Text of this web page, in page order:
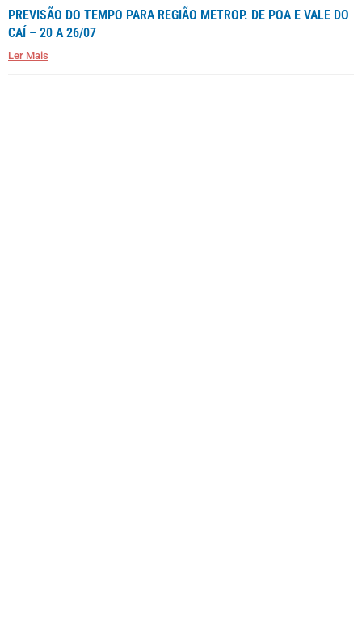
PREVISÃO DO TEMPO PARA REGIÃO METROP. DE POA E VALE DO
CAÍ – 20 A 26/07
Ler Mais